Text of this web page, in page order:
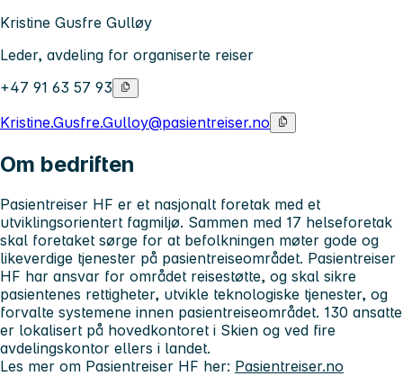
Kristine Gusfre Gulløy
Leder, avdeling for organiserte reiser
+47 91 63 57 93
Kristine.Gusfre.Gulloy@pasientreiser.no
Om bedriften
Pasientreiser HF er et nasjonalt foretak med et
utviklingsorientert fagmiljø. Sammen med 17 helseforetak
skal foretaket sørge for at befolkningen møter gode og
likeverdige tjenester på pasientreiseområdet. Pasientreiser
HF har ansvar for området reisestøtte, og skal sikre
pasientenes rettigheter, utvikle teknologiske tjenester, og
forvalte systemene innen pasientreiseområdet. 130 ansatte
er lokalisert på hovedkontoret i Skien og ved fire
avdelingskontor ellers i landet.
Les mer om Pasientreiser HF her: Pasientreiser.no